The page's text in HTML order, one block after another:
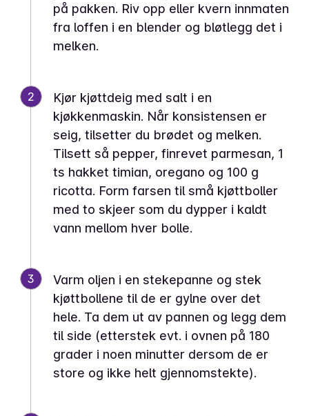
på pakken. Riv opp eller kvern innmaten
fra loffen i en blender og bløtlegg det i
melken.
2
Kjør kjøttdeig med salt i en
kjøkkenmaskin. Når konsistensen er
seig, tilsetter du brødet og melken.
Tilsett så pepper, finrevet parmesan, 1
ts hakket timian, oregano og 100 g
ricotta. Form farsen til små kjøttboller
med to skjeer som du dypper i kaldt
vann mellom hver bolle.
3
Varm oljen i en stekepanne og stek
kjøttbollene til de er gylne over det
hele. Ta dem ut av pannen og legg dem
til side (etterstek evt. i ovnen på 180
grader i noen minutter dersom de er
store og ikke helt gjennomstekte).